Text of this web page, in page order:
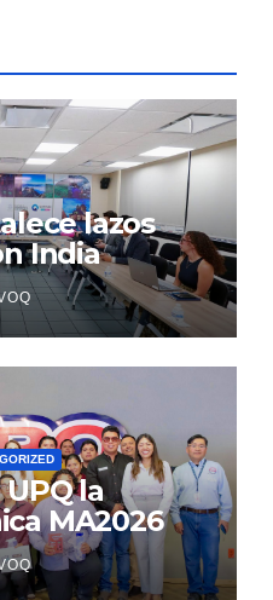
lazos
India
la
MA2026